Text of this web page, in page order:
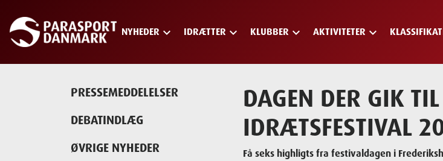
Skip
main
NYHEDER keyboard_arrow_down IDRÆTTER keyboard_arrow_down KLUBBER keyboard_arrow_down AKTIVITETER keyboard_arrow_down
PRESSEMEDDELELSER
DEBATINDLÆG
ØVRIGE NYHEDER
DAGEN DER GIK
IDRÆTSFESTIVAL
Få seks highligts fra festivaldagen i